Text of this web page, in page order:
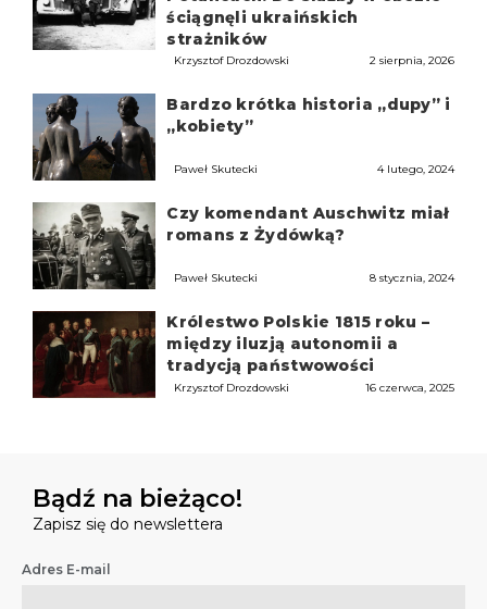
ściągnęli ukraińskich
strażników
Krzysztof Drozdowski 2 sierpnia, 2026
Bardzo krótka historia „dupy” i
„kobiety”
Paweł Skutecki 4 lutego, 2024
Czy komendant Auschwitz miał
romans z Żydówką?
Paweł Skutecki 8 stycznia, 2024
Królestwo Polskie 1815 roku –
między iluzją autonomii a
tradycją państwowości
Krzysztof Drozdowski 16 czerwca, 2025
Bądź na bieżąco!
Zapisz się do newslettera
Adres E-mail